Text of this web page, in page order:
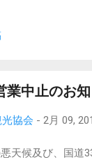
の2日間スキー
ょうか？
致しております。
業中止のお
協会 - 2月 09,
天候及び、国道